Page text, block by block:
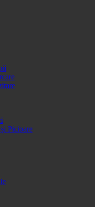
Picioare